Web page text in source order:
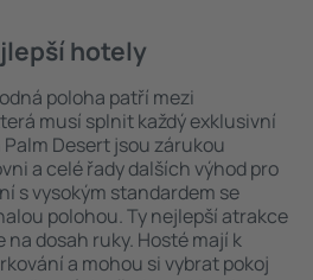
hotely
poloha patří mezi
musí splnit každý exklusivní
Desert jsou zárukou
a celé řady dalších výhod pro
s vysokým standardem se
polohou. Ty nejlepší atrakce
dosah ruky. Hosté mají k
a mohou si vybrat pokoj